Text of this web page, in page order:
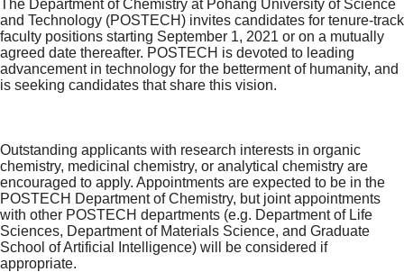
The Department of Chemistry at Pohang University of Science
and Technology (POSTECH) invites candidates for tenure-track
faculty positions starting September 1, 2021 or on a mutually
agreed date thereafter. POSTECH is devoted to leading
advancement in technology for the betterment of humanity, and
is seeking candidates that share this vision.
Outstanding applicants with research interests in organic
chemistry, medicinal chemistry, or analytical chemistry are
encouraged to apply. Appointments are expected to be in the
POSTECH Department of Chemistry, but joint appointments
with other POSTECH departments (e.g. Department of Life
Sciences, Department of Materials Science, and Graduate
School of Artificial Intelligence) will be considered if
appropriate.